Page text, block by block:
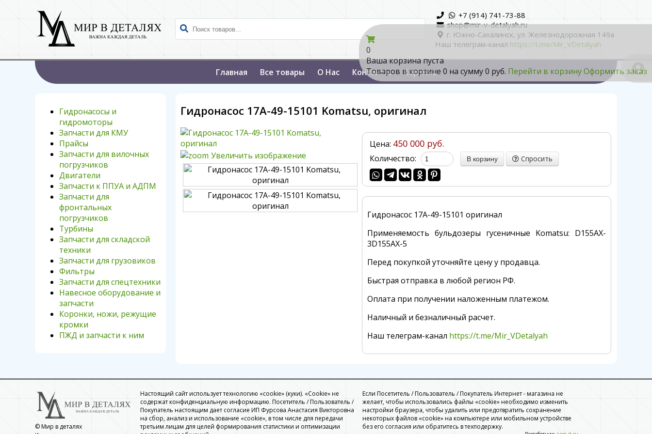
0
Ваша корзина пуста
Товаров в корзине 0 на сумму0 руб. Перейти в корзинуОформить заказ
+7 (914) 741-73-88
shop@mir-v-detalyah.ru
г. Южно-Сахалинск, ул. Железнодорожная 149а
Наш телеграм-канал https://t.me/Mir_VDetalyah
Главная Все товары О Нас Контакты Корзина
Гидронасосы и
гидромоторы
Запчасти для КМУ
Прайсы
Запчасти для вилочных
погрузчиков
Двигатели
Запчасти к ППУА и АДПМ
Запчасти для
фронтальных
погрузчиков
Турбины
Запчасти для складской
техники
Запчасти для грузовиков
Фильтры
Запчасти для спецтехники
Навесное оборудование и
запчасти
Коронки, ножи, режущие
кромки
ПЖД и запчасти к ним
Гидронасос 17A-49-15101 Komatsu, оригинал
Увеличить изображение
Цена: 450 000 руб.
Количество: Спросить
Гидронасос 17A-49-15101 оригинал
Применяемость бульдозеры гусеничные Komatsu: D155AX-
3D155AX-5
Перед покупкой уточняйте цену у продавца.
Быстрая отправка в любой регион РФ.
Оплата при получении наложенным платежом.
Наличный и безналичный расчет.
Наш телеграм-канал https://t.me/Mir_VDetalyah
© Мир в деталях
Настоящий сайт использует технологию «cookie» (куки). «Cookie» не
содержат конфиденциальную информацию. Посетитель / Пользователь /
Покупатель настоящим дает согласие ИП Фурсова Анастасия Викторовна
на сбор, анализ и использование «cookie», в том числе для передачи
третьим лицам для целей формирования статистики и оптимизации
Если Посетитель / Пользователь / Покупатель Интернет - магазина не
желает, чтобы использовались файлы «cookie» необходимо изменить
настройки браузера, чтобы удалить или предотвратить сохранение
некоторых файлов «cookie» на компьютере или мобильном устройстве
без его согласия или обратитесь в техподержку.